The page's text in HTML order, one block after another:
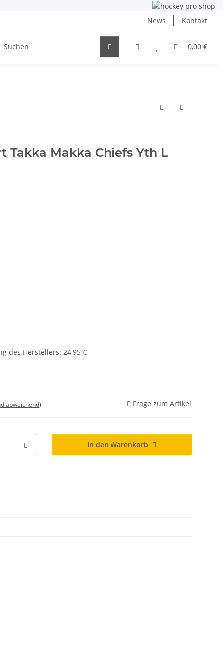
News Kontakt
0,00 €
NHL und DEB Angebote
Takka Makka Chiefs Yth L
des Herstellers: 24,95 €
abweichend) Frage zum Artikel
In den Warenkorb